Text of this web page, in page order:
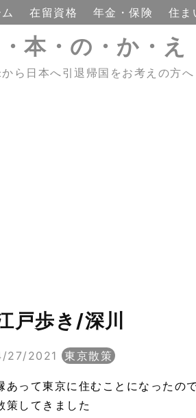
在留資格 年金・保険 住ま
本・の・か・え
ら日本へ引退帰国をお考えの方
戸歩き/深川
27/2021 東京散策
あって東京に住むことになったの
策してきました